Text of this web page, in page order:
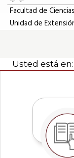
Facultad de
Unidad de
Usted está en: